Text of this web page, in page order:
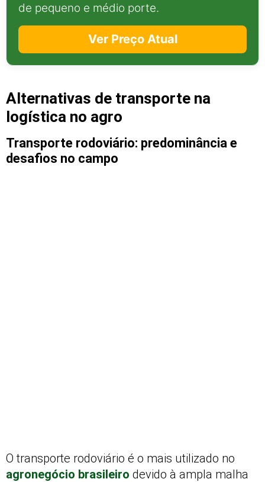
de pequeno e médio porte.
Ver Preço Atual
Alternativas de transporte na
logística no agro
Transporte rodoviário: predominância e
desafios no campo
O transporte rodoviário é o mais utilizado no
agronegócio brasileiro devido à ampla malha